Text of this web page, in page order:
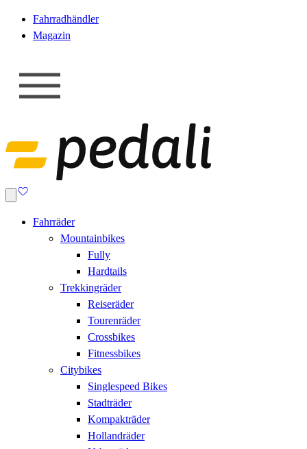
Fahrradhändler
Magazin
Fahrräder
Mountainbikes
Fully
Hardtails
Trekkingräder
Reiseräder
Tourenräder
Crossbikes
Fitnessbikes
Citybikes
Singlespeed Bikes
Stadträder
Kompakträder
Hollandräder